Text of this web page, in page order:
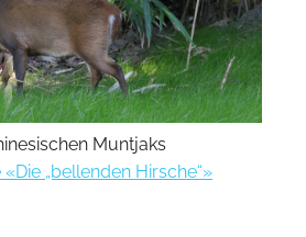
Muntjaks
„bellenden Hirsche“»